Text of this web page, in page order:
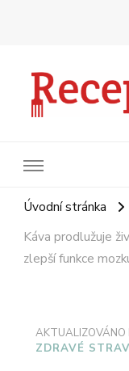
Úvodní stránka
Káva prodlužuje
zlepší funkce
AKTUALIZOVÁNO
ZDRAVÉ